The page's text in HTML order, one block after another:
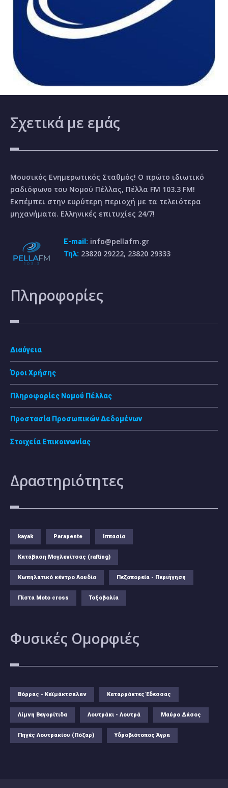
Σχετικά με εμάς
Μουσικός Ενημερωτικός Σταθμός! Ο πρώτο ιδιωτικό
ραδιόφωνο του Νομού Πέλλας, Πέλλα FM 103.3 FM!
Εκπέμπει στην ευρύτερη περιοχή με τα τελειότερα
μηχανήματα. Ελληνικές επιτυχίες 24/7!
E-mail: info@pellafm.gr
Τηλ: 23820 29222, 23820 29333
Πληροφορίες
Διαύγεια
Όροι Χρήσης
Πληροφορίες Νομού Πέλλας
Προστασία Προσωπικών Δεδομένων
Στοιχεία Επικοινωνίας
Δραστηριότητες
kayak Parapente Ιππασία
Κατάβαση Μογλενίτσας (rafting)
Κωπηλατικό κέντρο Λουδία Πεζοπορεία - Περιήγηση
Πίστα Moto cross Τοξοβολία
Φυσικές Ομορφιές
Βόρρας - Καϊμάκτσαλαν Καταρράκτες Έδεσσας
Λίμνη Βεγορίτιδα Λουτράκι - Λουτρά Μαύρο Δάσος
Πηγές Λουτρακίου (Πόζαρ) Υδροβιότοπος Άγρα